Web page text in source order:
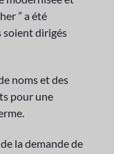
” a été
soient dirigés
noms et des
pour une
la demande de